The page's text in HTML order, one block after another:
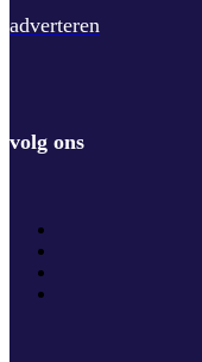
adverteren
volg ons